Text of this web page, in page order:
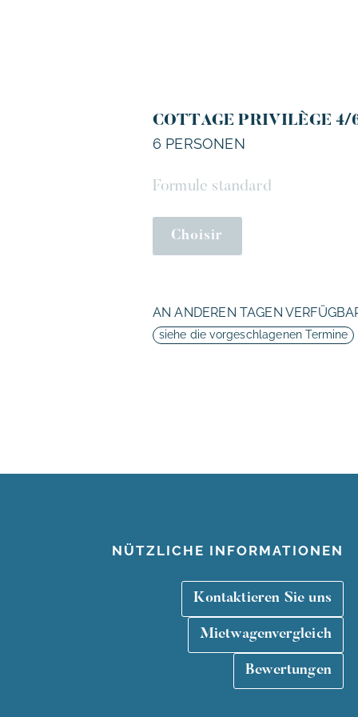
COTTAGE PRIVILÈGE 4/
6 PERSONEN
Formule standard
Choisir
AN ANDEREN TAGEN
siehe die vorgeschlagenen Termine
NÜTZLICHE INFORMATIONEN
Kontaktieren Sie uns
Mietwagenvergleich
Bewertungen